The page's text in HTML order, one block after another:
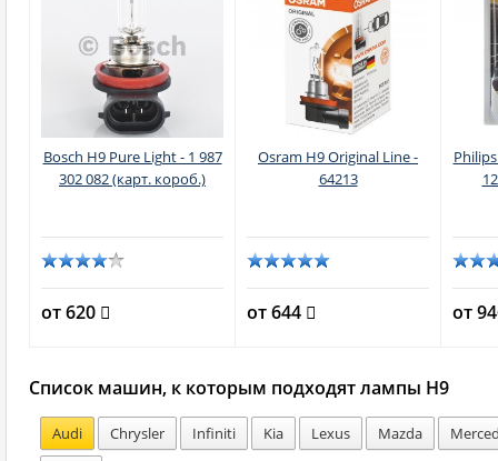
Bosch H9 Pure Light - 1 987
302 082 (карт. короб.)
от 620
Osram H9 Original Line -
64213
от 644 от
Список машин, к которым подходят лампы H9
Audi Chrysler Infiniti Kia Lexus Mazda